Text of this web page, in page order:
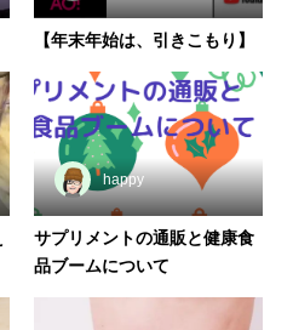
【年末年始は、引きこもり】
happy
サプリメントの通販と健康食
品ブームについて